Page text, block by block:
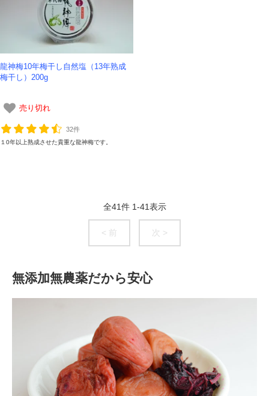
龍神梅10年梅干し自然塩（13年熟成
梅干し）200g
売り切れ
32件
１0年以上熟成させた貴重な龍神梅です。
全41件 1-41表示
< 前 次 >
無添加無農薬だから安心